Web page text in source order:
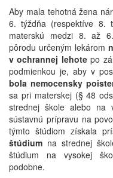
Aby mala tehotná žena
6. týždňa (respektíve 8.
materskú medzi 8. až
pôrodu určeným lekárom
v ochrannej lehotepo
podmienkou je, aby v
bola nemocensky
sa pri materskej (§ 48
strednej škole alebo na
sústavnú prípravu na
týmto štúdiom získala
štúdium na strednej
štúdium na vysokej
podobne.